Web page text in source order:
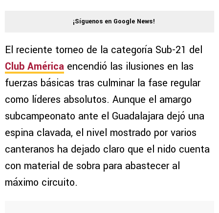
¡Síguenos en Google News!
El reciente torneo de la categoría Sub-21 del
Club América encendió las ilusiones en las
fuerzas básicas tras culminar la fase regular
como líderes absolutos. Aunque el amargo
subcampeonato ante el Guadalajara dejó una
espina clavada, el nivel mostrado por varios
canteranos ha dejado claro que el nido cuenta
con material de sobra para abastecer al
máximo circuito.